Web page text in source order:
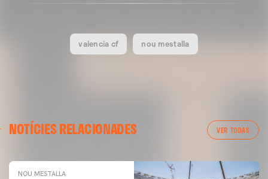
valencia cf nou mestalla
NOTÍCIES RELACIONADES VER TODAS
NOU MESTALLA